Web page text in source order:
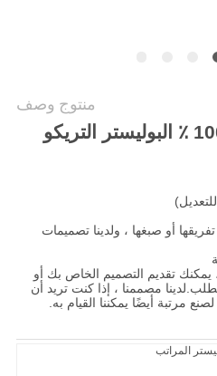
منتوج وصف
الجملة تصميم الأزياء 100 ٪ البوليستر التريكو
أو صبغها ، ولدينا تصميمات
تقديم التصميم الخاص بك أو
مصممنا ، إذا كنت تريد أن
مرتبة أيضًا يمكننا القيام به.
المراتب